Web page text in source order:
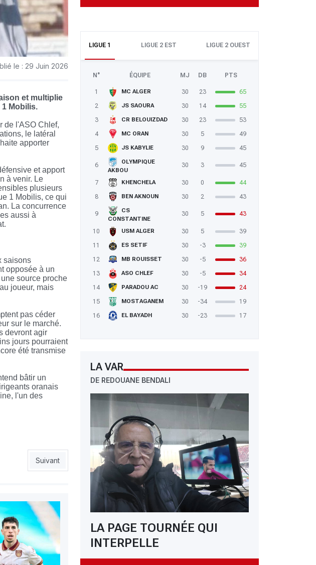
LIGUE 1 LIGUE 2 EST LIGUE 2 OUEST
N° ÉQUIPE MJ DB PTS
1 MC ALGER 30 23
65
2
JS SAOURA 30 14
55
3
CR BELOUIZDAD 30 23
53
4
MC ORAN 30 5
49
5
JS KABYLIE 30 9 45
6
OLYMPIQUE
AKBOU
30 3 45
7 KHENCHELA 30 0
44
8
BEN AKNOUN 30 2 43
9
CS
CONSTANTINE
30 5 43
10 USM ALGER 30 5
39
11
ES SETIF 30 -3
39
12
MB ROUISSET 30 -5
36
13
ASO CHLEF 30 -5
34
14
PARADOU AC 30 -19
24
15
MOSTAGANEM 30 -34
19
16
EL BAYADH 30 -23 17
LA VAR
DE REDOUANE BENDALI
LA PAGE TOURNÉE QUI
INTERPELLE
le : 29 Juin 2026
et multiplie
Mobilis.
de l'ASO Chlef,
le latéral
apporter
et apport
à venir. Le
plusieurs
1 Mobilis, ce qui
La concurrence
aussi à
saisons
opposée à un
source proche
joueur, mais
pas céder
sur le marché.
devront agir
jours pourraient
été transmise
bâtir un
oranais
l'un des
Article suivant : JSK : Mahious menace de partir libre
Suivant